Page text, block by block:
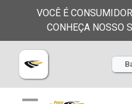
VOCÊ É
CONHEÇA NOSSO